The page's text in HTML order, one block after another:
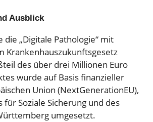
Ausblick
die „Digitale Pathologie“ mit
Krankenhauszukunftsgesetz
des über drei Millionen Euro
wurde auf Basis finanzieller
Union (NextGenerationEU),
für Soziale Sicherung und des
umgesetzt.